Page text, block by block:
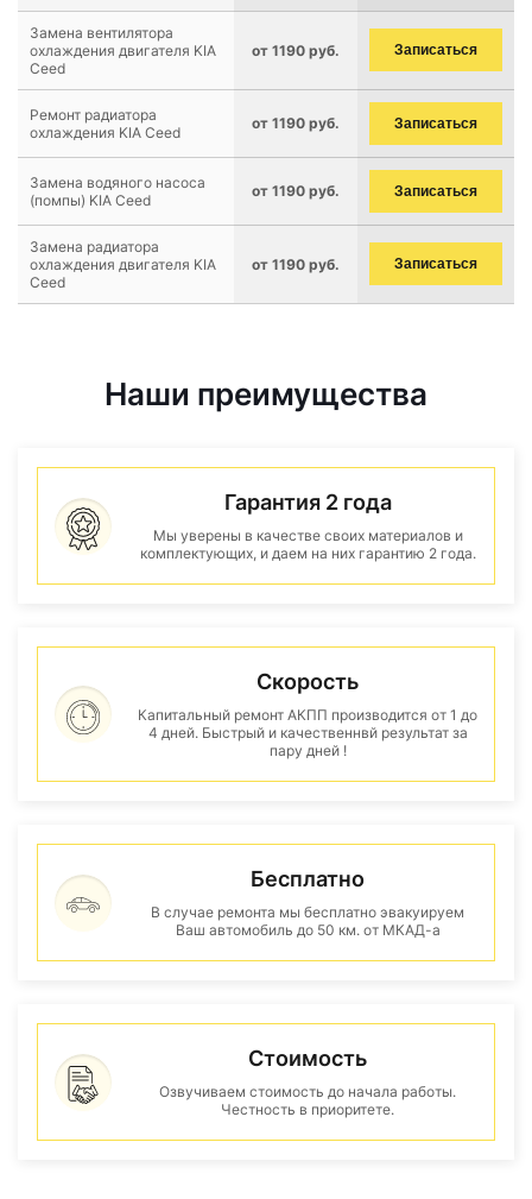
Замена вентилятора
охлаждения двигателя KIA
Ceed
от 1190 руб. Записаться
Ремонт радиатора
охлаждения KIA Ceed
от 1190 руб. Записаться
Замена водяного насоса
(помпы) KIA Ceed
от 1190 руб. Записаться
Замена радиатора
охлаждения двигателя KIA
Ceed
от 1190 руб. Записаться
Наши преимущества
Гарантия 2 года
Мы уверены в качестве своих материалов и
комплектующих, и даем на них гарантию 2 года.
Скорость
Капитальный ремонт АКПП производится от 1 до
4 дней. Быстрый и качественнвй результат за
пару дней !
Бесплатно
В случае ремонта мы бесплатно эвакуируем
Ваш автомобиль до 50 км. от МКАД-а
Стоимость
Озвучиваем стоимость до начала работы.
Честность в приоритете.